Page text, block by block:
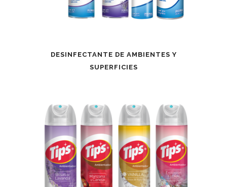
DESINFECTANTE DE AMBIENTES Y
SUPERFICIES